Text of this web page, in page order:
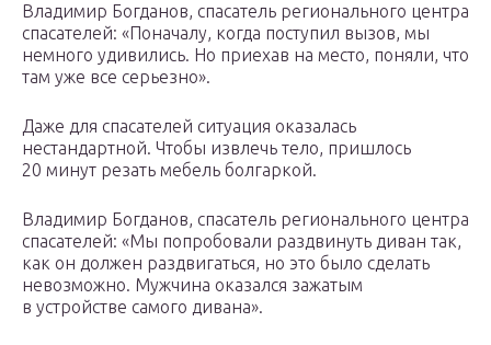
Владимир Богданов, спасатель регионального центра
спасателей: «Поначалу, когда поступил вызов, мы
немного удивились. Но приехав на место, поняли, что
там уже все серьезно».
Даже для спасателей ситуация оказалась
нестандартной. Чтобы извлечь тело, пришлось
20 минут резать мебель болгаркой.
Владимир Богданов, спасатель регионального центра
спасателей: «Мы попробовали раздвинуть диван так,
как он должен раздвигаться, но это было сделать
невозможно. Мужчина оказался зажатым
в устройстве самого дивана».